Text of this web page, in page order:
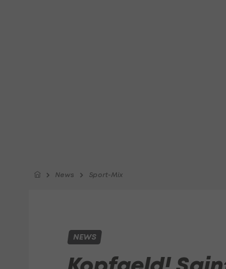
News Sport-Mix
NEWS